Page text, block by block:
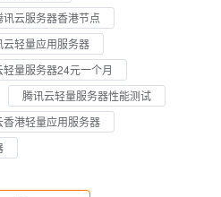
讯云服务器香港节点
云轻量应用服务器
轻量服务器24元一个月
腾讯云轻量服务器性能测试
香港轻量应用服务器